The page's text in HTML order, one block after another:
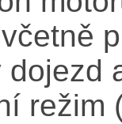
dojezd
režim